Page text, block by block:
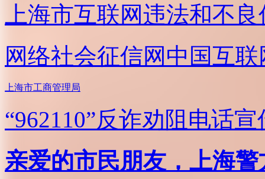
上海市互联网违法和不
网络社会征信网 中国互
上海市工商管理局
“962110”反诈劝阻电话宣
亲爱的市民朋友，上海